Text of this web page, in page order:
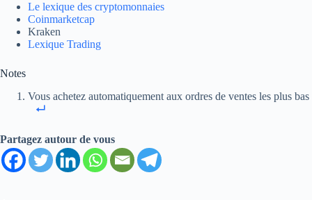
Le lexique des cryptomonnaies
Coinmarketcap
Kraken
Lexique Trading
Notes
Vous achetez automatiquement aux ordres de ventes les plus bas
Partagez autour de vous